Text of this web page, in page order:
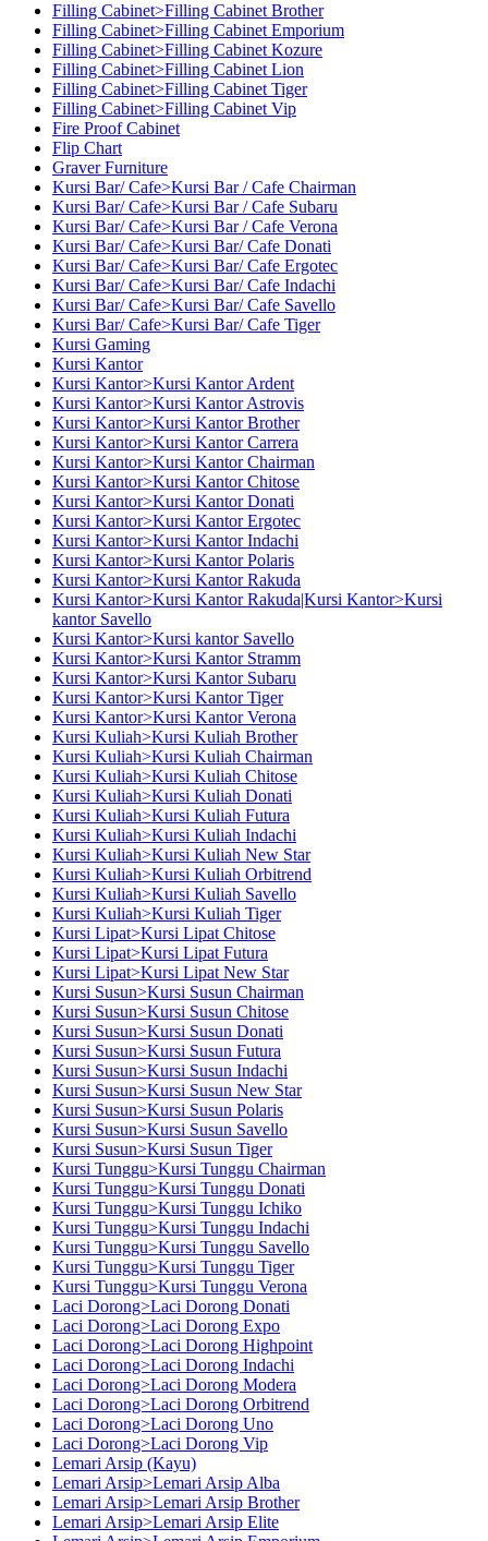
Filling Cabinet>Filling Cabinet Brother
Filling Cabinet>Filling Cabinet Emporium
Filling Cabinet>Filling Cabinet Kozure
Filling Cabinet>Filling Cabinet Lion
Filling Cabinet>Filling Cabinet Tiger
Filling Cabinet>Filling Cabinet Vip
Fire Proof Cabinet
Flip Chart
Graver Furniture
Kursi Bar/ Cafe>Kursi Bar / Cafe Chairman
Kursi Bar/ Cafe>Kursi Bar / Cafe Subaru
Kursi Bar/ Cafe>Kursi Bar / Cafe Verona
Kursi Bar/ Cafe>Kursi Bar/ Cafe Donati
Kursi Bar/ Cafe>Kursi Bar/ Cafe Ergotec
Kursi Bar/ Cafe>Kursi Bar/ Cafe Indachi
Kursi Bar/ Cafe>Kursi Bar/ Cafe Savello
Kursi Bar/ Cafe>Kursi Bar/ Cafe Tiger
Kursi Gaming
Kursi Kantor
Kursi Kantor>Kursi Kantor Ardent
Kursi Kantor>Kursi Kantor Astrovis
Kursi Kantor>Kursi Kantor Brother
Kursi Kantor>Kursi Kantor Carrera
Kursi Kantor>Kursi Kantor Chairman
Kursi Kantor>Kursi Kantor Chitose
Kursi Kantor>Kursi Kantor Donati
Kursi Kantor>Kursi Kantor Ergotec
Kursi Kantor>Kursi Kantor Indachi
Kursi Kantor>Kursi Kantor Polaris
Kursi Kantor>Kursi Kantor Rakuda
Kursi Kantor>Kursi Kantor Rakuda|Kursi Kantor>Kursi
kantor Savello
Kursi Kantor>Kursi kantor Savello
Kursi Kantor>Kursi Kantor Stramm
Kursi Kantor>Kursi Kantor Subaru
Kursi Kantor>Kursi Kantor Tiger
Kursi Kantor>Kursi Kantor Verona
Kursi Kuliah>Kursi Kuliah Brother
Kursi Kuliah>Kursi Kuliah Chairman
Kursi Kuliah>Kursi Kuliah Chitose
Kursi Kuliah>Kursi Kuliah Donati
Kursi Kuliah>Kursi Kuliah Futura
Kursi Kuliah>Kursi Kuliah Indachi
Kursi Kuliah>Kursi Kuliah New Star
Kursi Kuliah>Kursi Kuliah Orbitrend
Kursi Kuliah>Kursi Kuliah Savello
Kursi Kuliah>Kursi Kuliah Tiger
Kursi Lipat>Kursi Lipat Chitose
Kursi Lipat>Kursi Lipat Futura
Kursi Lipat>Kursi Lipat New Star
Kursi Susun>Kursi Susun Chairman
Kursi Susun>Kursi Susun Chitose
Kursi Susun>Kursi Susun Donati
Kursi Susun>Kursi Susun Futura
Kursi Susun>Kursi Susun Indachi
Kursi Susun>Kursi Susun New Star
Kursi Susun>Kursi Susun Polaris
Kursi Susun>Kursi Susun Savello
Kursi Susun>Kursi Susun Tiger
Kursi Tunggu>Kursi Tunggu Chairman
Kursi Tunggu>Kursi Tunggu Donati
Kursi Tunggu>Kursi Tunggu Ichiko
Kursi Tunggu>Kursi Tunggu Indachi
Kursi Tunggu>Kursi Tunggu Savello
Kursi Tunggu>Kursi Tunggu Tiger
Kursi Tunggu>Kursi Tunggu Verona
Laci Dorong>Laci Dorong Donati
Laci Dorong>Laci Dorong Expo
Laci Dorong>Laci Dorong Highpoint
Laci Dorong>Laci Dorong Indachi
Laci Dorong>Laci Dorong Modera
Laci Dorong>Laci Dorong Orbitrend
Laci Dorong>Laci Dorong Uno
Laci Dorong>Laci Dorong Vip
Lemari Arsip (Kayu)
Lemari Arsip>Lemari Arsip Alba
Lemari Arsip>Lemari Arsip Brother
Lemari Arsip>Lemari Arsip Elite